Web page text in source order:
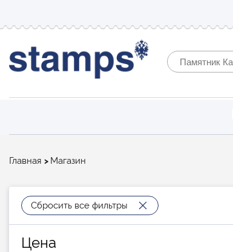
Строка
Главная Магазин
Сбросить все фильтры
Цена